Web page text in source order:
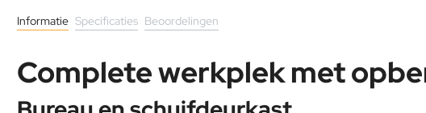
Informatie Specificaties Beoordelingen
Complete werkplek met